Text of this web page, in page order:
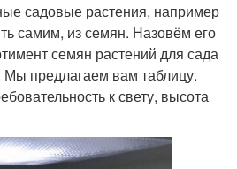
садовые растения, например
самим, из семян. Назовём его
семян растений для сада
предлагаем вам таблицу.
к свету, высота